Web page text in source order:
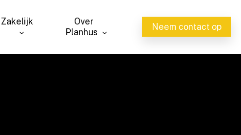
Zakelijk
Over
Planhus
Neem contact op